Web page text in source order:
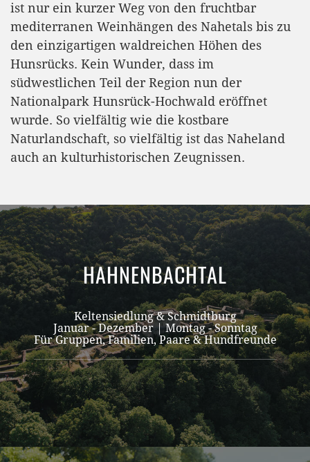
ist nur ein kurzer Weg von den fruchtbar
mediterranen Weinhängen des Nahetals bis zu
den einzigartigen waldreichen Höhen des
Hunsrücks. Kein Wunder, dass im
südwestlichen Teil der Region nun der
Nationalpark Hunsrück-Hochwald eröffnet
wurde. So vielfältig wie die kostbare
Naturlandschaft, so vielfältig ist das Naheland
auch an kulturhistorischen Zeugnissen.
HAHNENBACHTAL
Keltensiedlung & Schmidtburg
Januar - Dezember |Montag - Sonntag
Für Gruppen, Familien, Paare & Hundfreunde